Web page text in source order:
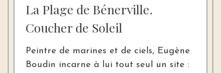
La Plage de Bénerville.
Coucher de Soleil
Peintre de marines et de ciels, Eugène
Boudin incarne à lui tout seul un site :